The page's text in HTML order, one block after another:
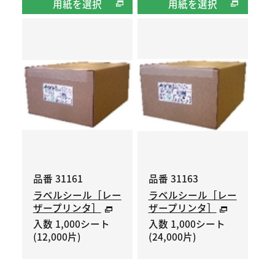
用紙を選択 用紙を選択
品番 31161
ラベルシール［レー
ザープリンタ］
入数 1,000シート
(12,000片)
品番 31163
ラベルシール［レー
ザープリンタ］
入数 1,000シート
(24,000片)